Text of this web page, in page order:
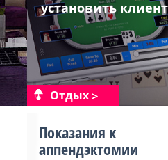
установить
Отдых
Показания к
аппендэктомии